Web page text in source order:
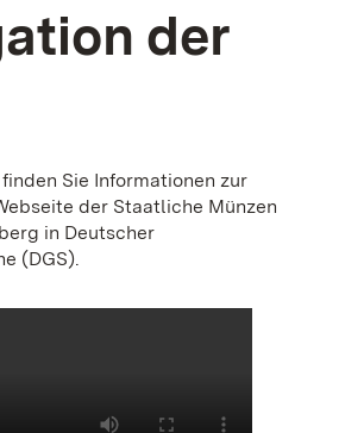
der
Sie Informationen zur
der Staatliche Münzen
in Deutscher
(DGS).